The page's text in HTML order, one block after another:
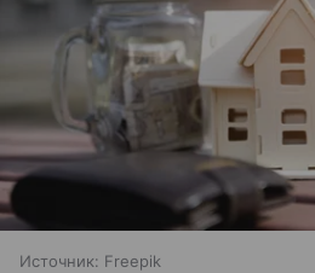
Источник: Freepik